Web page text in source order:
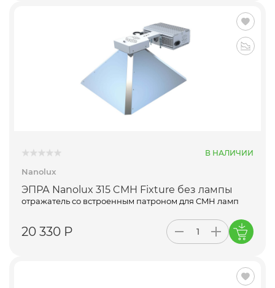
В НАЛИЧИИ
Nanolux
ЭПРА Nanolux 315 CMH Fixture без лампы
отражатель со встроенным патроном для CMH ламп
20 330 Р